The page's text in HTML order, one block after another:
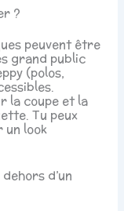
?
peuvent être
grand public
(polos,
la coupe et la
Tu peux
un look
d’un